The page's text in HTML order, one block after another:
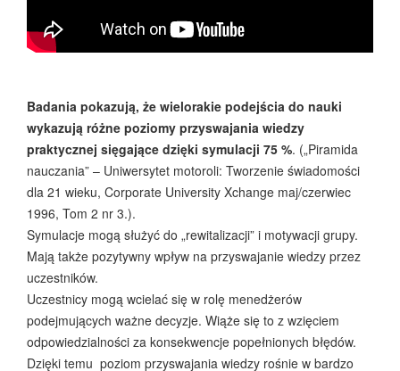
Badania pokazują, że wielorakie podejścia do nauki
wykazują różne poziomy przyswajania wiedzy
praktycznej sięgające dzięki symulacji 75 %. („Piramida
nauczania” – Uniwersytet motoroli: Tworzenie świadomości
dla 21 wieku, Corporate University Xchange maj/czerwiec
1996, Tom 2 nr 3.).
Symulacje mogą służyć do „rewitalizacji” i motywacji grupy.
Mają także pozytywny wpływ na przyswajanie wiedzy przez
uczestników.
Uczestnicy mogą wcielać się w rolę menedżerów
podejmujących ważne decyzje. Wiąże się to z wzięciem
odpowiedzialności za konsekwencje popełnionych błędów.
Dzięki temu poziom przyswajania wiedzy rośnie w bardzo